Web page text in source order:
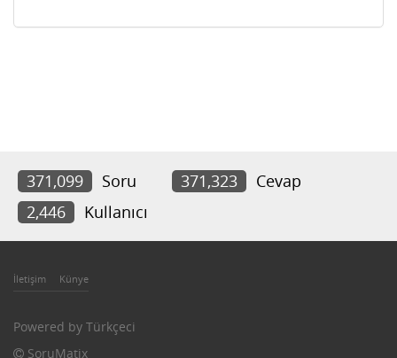
371,099 Soru 371,323
Cevap
2,446
Kullanıcı
İletişim Künye
Powered by Türkçeci
SoruMatix